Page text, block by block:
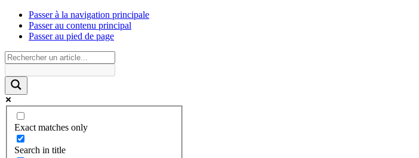
Passer à la navigation principale
Passer au contenu principal
Passer au pied de page
Exact matches only
Search in title